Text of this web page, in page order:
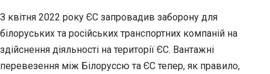
З квітня 2022 року ЄС запровадив заборону для
білоруських та російських транспортних компаній на
здійснення діяльності на території ЄС. Вантажні
перевезення між Білоруссю та ЄС тепер, як правило,